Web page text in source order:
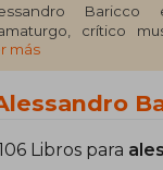
Baricco
crítico
En 1993 obtuvo
Rèpaci por
doctor
más
Libros para